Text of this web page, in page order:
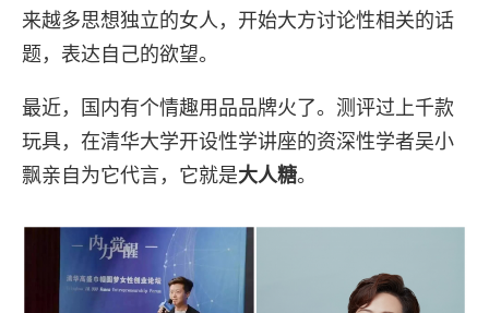
来越多思想独立的女人，开始大方讨论性相关的话
题，表达自己的欲望。
最近，国内有个情趣用品品牌火了。测评过上千款
玩具，在清华大学开设性学讲座的资深性学者吴小
飘亲自为它代言，它就是大人糖。